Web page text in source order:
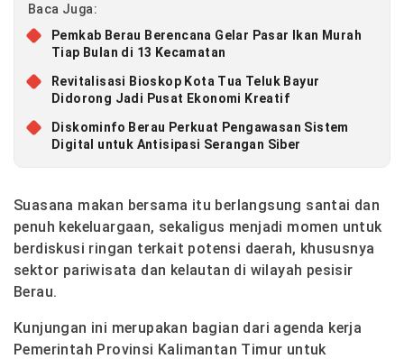
Baca Juga:
Pemkab Berau Berencana Gelar Pasar Ikan Murah
Tiap Bulan di 13 Kecamatan
Revitalisasi Bioskop Kota Tua Teluk Bayur
Didorong Jadi Pusat Ekonomi Kreatif
Diskominfo Berau Perkuat Pengawasan Sistem
Digital untuk Antisipasi Serangan Siber
Suasana makan bersama itu berlangsung santai dan
penuh kekeluargaan, sekaligus menjadi momen untuk
berdiskusi ringan terkait potensi daerah, khususnya
sektor pariwisata dan kelautan di wilayah pesisir
Berau.
Kunjungan ini merupakan bagian dari agenda kerja
Pemerintah Provinsi Kalimantan Timur untuk